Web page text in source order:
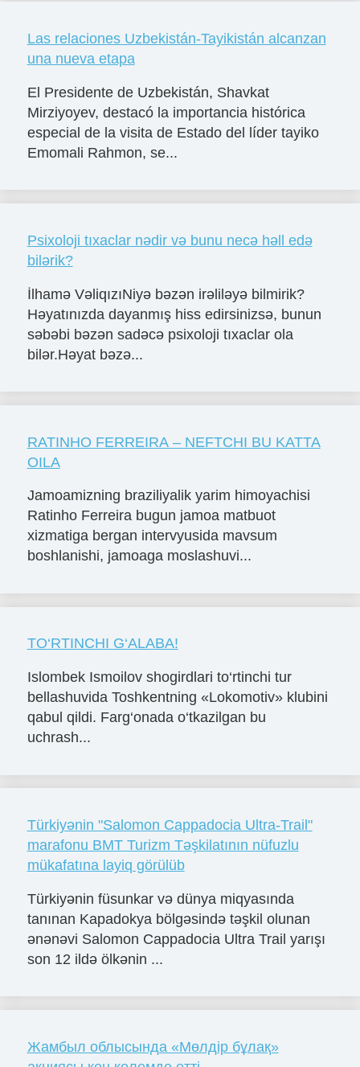
Las relaciones Uzbekistán-Tayikistán alcanzan
una nueva etapa
El Presidente de Uzbekistán, Shavkat
Mirziyoyev, destacó la importancia histórica
especial de la visita de Estado del líder tayiko
Emomali Rahmon, se...
Psixoloji tıxaclar nədir və bunu necə həll edə
bilərik?
İlhamə VəliqızıNiyə bəzən irəliləyə bilmirik?
Həyatınızda dayanmış hiss edirsinizsə, bunun
səbəbi bəzən sadəcə psixoloji tıxaclar ola
bilər.Həyat bəzə...
RATINHO FERREIRA – NEFTCHI BU KATTA
OILA
Jamoamizning braziliyalik yarim himoyachisi
Ratinho Ferreira bugun jamoa matbuot
xizmatiga bergan intervyusida mavsum
boshlanishi, jamoaga moslashuvi...
TO‘RTINCHI G‘ALABA!
Islombek Ismoilov shogirdlari to‘rtinchi tur
bellashuvida Toshkentning «Lokomotiv» klubini
qabul qildi. Farg‘onada o‘tkazilgan bu
uchrash...
Türkiyənin "Salomon Cappadocia Ultra-Trail"
marafonu BMT Turizm Təşkilatının nüfuzlu
mükafatına layiq görülüb
Türkiyənin füsunkar və dünya miqyasında
tanınan Kapadokya bölgəsində təşkil olunan
ənənəvi Salomon Cappadocia Ultra Trail yarışı
son 12 ildə ölkənin ...
Жамбыл облысында «Мөлдір бұлақ»